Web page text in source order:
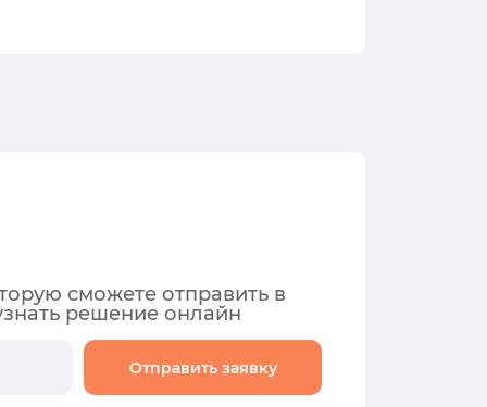
сможете отправить в
решение онлайн
Отправить заявку